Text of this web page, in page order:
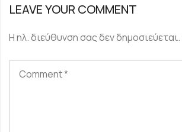
LEAVE YOUR COMMENT
Η ηλ. διεύθυνση σας δεν δημοσιεύεται.